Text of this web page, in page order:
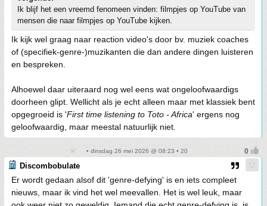
Ik blijf het een vreemd fenomeen vinden: filmpjes op YouTube van
mensen die naar filmpjes op YouTube kijken.
Ik kijk wel graag naar reaction video's door bv. muziek coaches
of (specifiek-genre-)muzikanten die dan andere dingen luisteren
en bespreken.
Alhoewel daar uiteraard nog wel eens wat ongeloofwaardigs
doorheen glipt. Wellicht als je echt alleen maar met klassiek bent
opgegroeid is 'First time listening to Toto - Africa' ergens nog
geloofwaardig, maar meestal natuurlijk niet.
• dinsdag 26 mei 2026 @ 08:23 • 20
Discombobulate
Er wordt gedaan alsof dit 'genre-defying' is en iets compleet
nieuws, maar ik vind het wel meevallen. Het is wel leuk, maar